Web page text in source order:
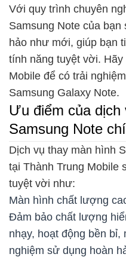
Với quy trình chuyên
Samsung Note của
hảo như mới, giúp bạn
tính năng tuyệt vời.
Mobile để có trải
Samsung Galaxy Note.
Ưu điểm của dịch
Samsung Note
Dịch vụ thay màn hình
tại Thành Trung Mobile
tuyệt vời như:
Màn hình chất lượng
Đảm bảo chất lượng
nhạy, hoạt động bền bỉ,
nghiệm sử dụng hoàn